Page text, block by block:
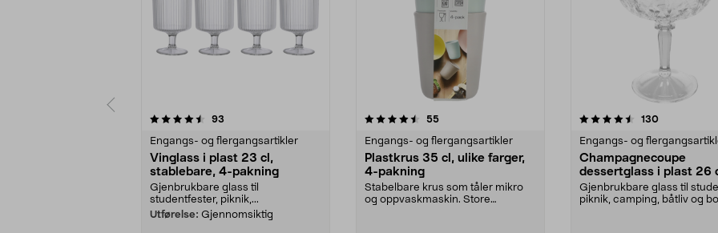
93
Engangs- og flergangsartikler
Vinglass i plast 23 cl,
stablebare, 4-pakning
Gjenbrukbare glass til
studentfester, piknik,...
Utførelse: Gjennomsiktig
4.5 av 5 stjerner 55anmeldelser
Engangs- og flergangsartikler
Plastkrus 35 cl, ulike farger,
4-pakning
Stabelbare krus som tåler mikro
og oppvaskmaskin. Store
4.5 av 5 stjerner 130anmeldelser
Engangs- og
Champagnecoupe
dessertglass i plast 26
pakning
Gjenbrukbare glass til
piknik, camping, båtliv og
4.5 av 5 stjerner